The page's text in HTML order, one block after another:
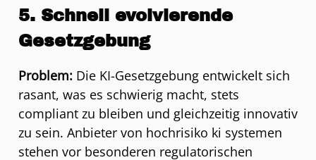
5. Schnell evolvierende
Gesetzgebung
Problem: Die KI-Gesetzgebung entwickelt sich
rasant, was es schwierig macht, stets
compliant zu bleiben und gleichzeitig innovativ
zu sein. Anbieter von hochrisiko ki systemen
stehen vor besonderen regulatorischen